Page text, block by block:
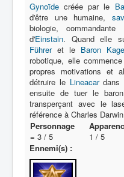
Mecha
Objet
Lieu
Épisode
Référence
Fanservice
Générique
Protagoniste
Entourage
Gynoïde créée par le
d'être une humaine,
biologie,
d'Einstain. Quand elle
Führeret le Baron
robotique, elle
propres motivations et
détruire le Lineacardans
ensuite de tuer le
transperçant avec le
référence à Charles
Personnage
= 3 / 5
1 / 5
Ennemi(s) :